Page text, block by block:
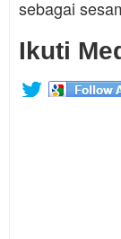
sebagai
Ikuti